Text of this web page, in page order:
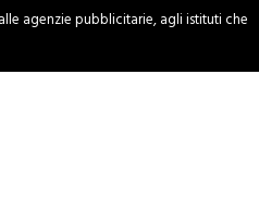
agenzie pubblicitarie, agli istituti che